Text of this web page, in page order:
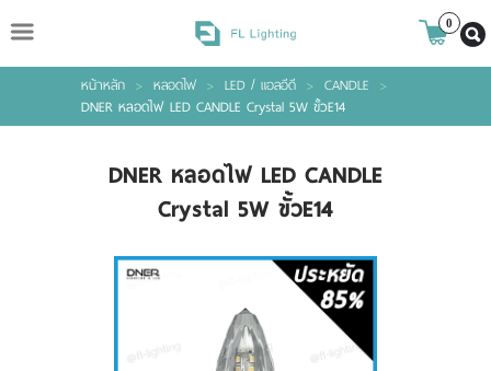
ไทย |ENGLISH
Login Register
Wishlist( 0 )
0
หน้าหลัก > หลอดไฟ > LED / แอลอีดี > CANDLE >
DNER หลอดไฟ LED CANDLE Crystal 5W ขั้วE14
DNER หลอดไฟ LED CANDLE
Crystal 5W ขั้วE14